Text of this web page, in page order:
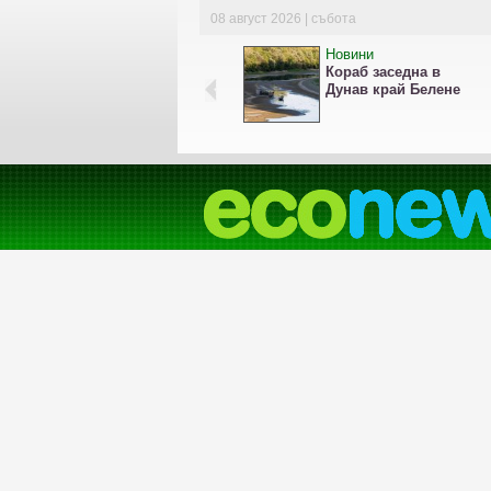
08 август 2026 | събота
Новини
Кораб заседна в
Дунав край Белене